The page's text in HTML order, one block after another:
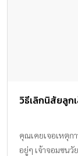
วิธีเลิกนิสัยลูก
คุณเคยเจอเหตุก
อยู่ๆ เจ้าจอมซนวั